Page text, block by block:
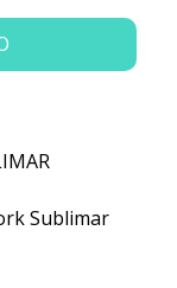
Sublimar